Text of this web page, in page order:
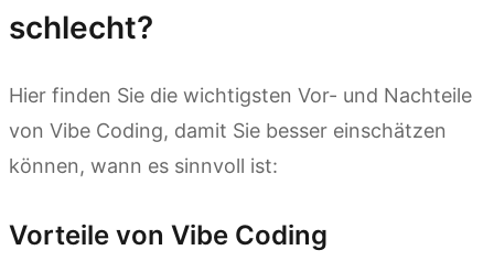
schlecht?
Hier finden Sie die wichtigsten Vor- und Nachteile
von Vibe Coding, damit Sie besser einschätzen
können, wann es sinnvoll ist:
Vorteile von Vibe Coding